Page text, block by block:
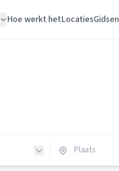
Hoe werkt hetLocatiesGidsen